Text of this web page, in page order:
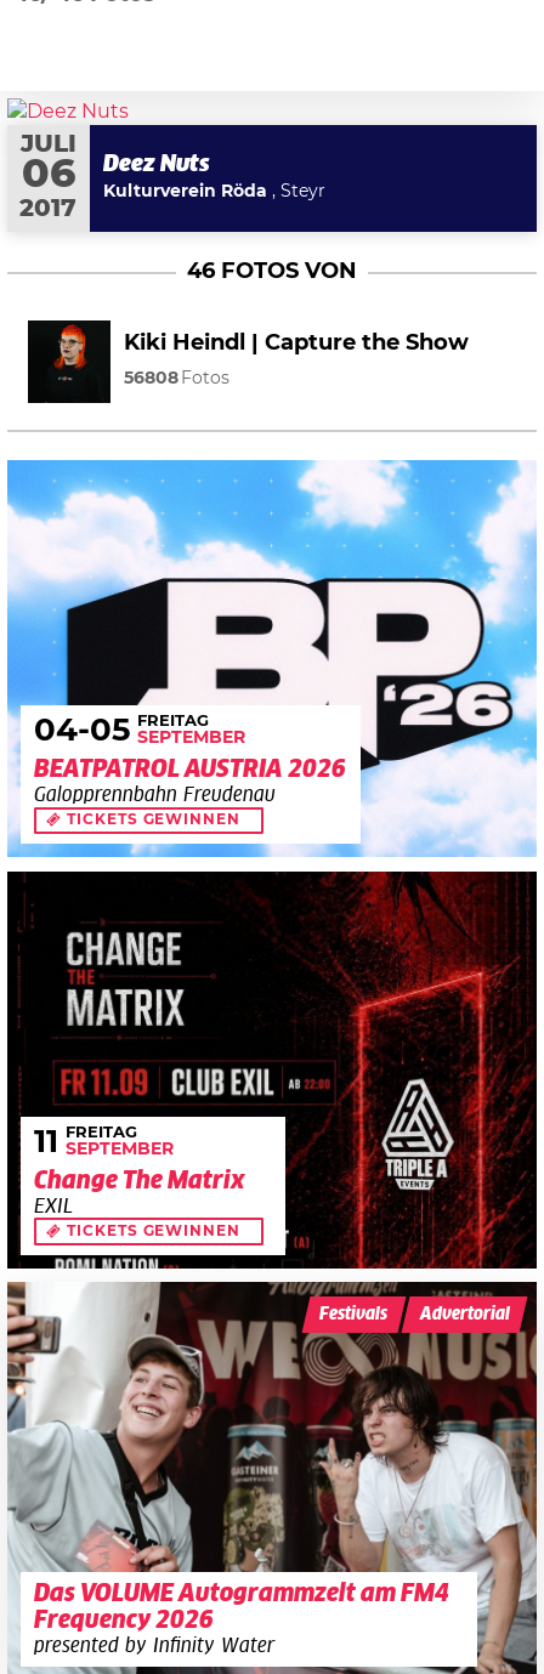
JULI
06
2017
Deez Nuts
Kulturverein Röda , Steyr
46 FOTOS VON
Kiki Heindl | Capture the Show
56808 Fotos
04-05 FREITAG
SEPTEMBER
BEATPATROL AUSTRIA 2026
Galopprennbahn Freudenau
TICKETS GEWINNEN
11 FREITAG
SEPTEMBER
Change The Matrix
EXIL
TICKETS GEWINNEN
Das VOLUME Autogrammzelt am FM4
Frequency 2026
presented by Infinity Water
Festivals Advertorial